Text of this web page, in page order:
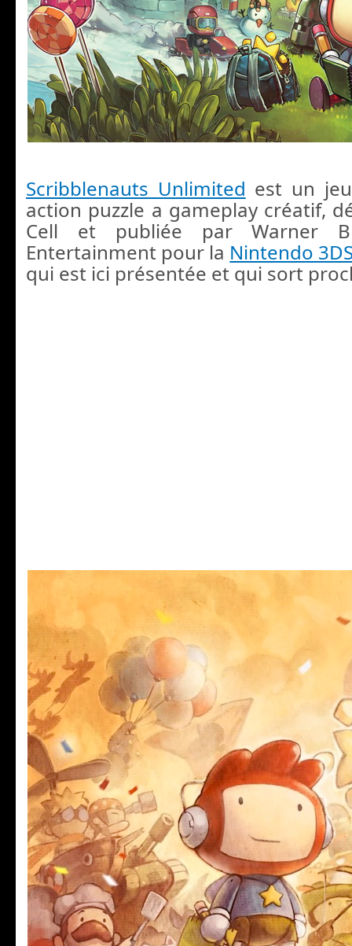
Scribblenauts Unlimited est un
action puzzle a gameplay créatif,
Cell et publiée par Warner
Entertainment pour la Nintendo
qui est ici présentée et qui sort